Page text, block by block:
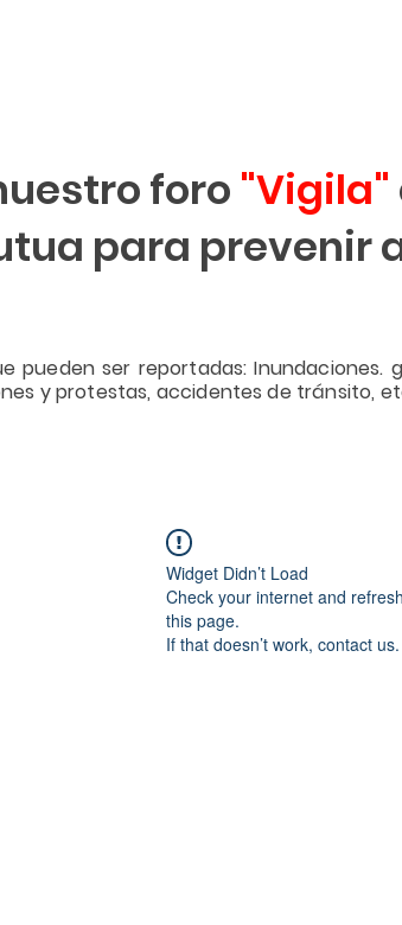
foro "Vigila"
para prevenir
pueden ser reportadas: Inundaciones.
y protestas, accidentes de tránsito,
Widget Didn’t Load
Check your internet and refresh
this page.
If that doesn’t work, contact us.